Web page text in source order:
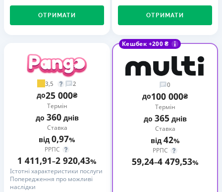
ОТРИМАТИ ОТРИМАТИ
3,5 2
до25 000₴
Термін
до 360днів
Ставка
від 0,97%
РРПС
1 411,91–2 920,43%
Істотні характеристики послуги
Попередження про можливі
наслідки
Кешбек +200 ₴
0
до100 000₴
Термін
до 365днів
Ставка
від 42%
РРПС
59,24–4 479,53%